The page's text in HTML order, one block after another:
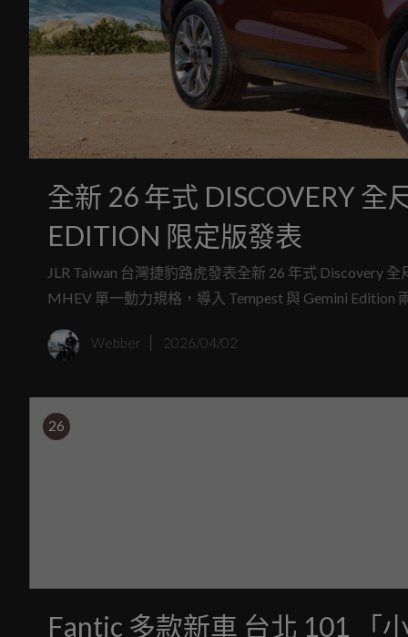
全新 26 年式 DISCOVERY 全尺寸 7 人座旗
EDITION 限定版發表
JLR Taiwan 台灣捷豹路虎發表全新 26 年式 Discovery
MHEV 單一動力規格，導入 Tempest 與 Gemini
Webber 2026/04/02
26
Fantic 多款新車 台北 101 「